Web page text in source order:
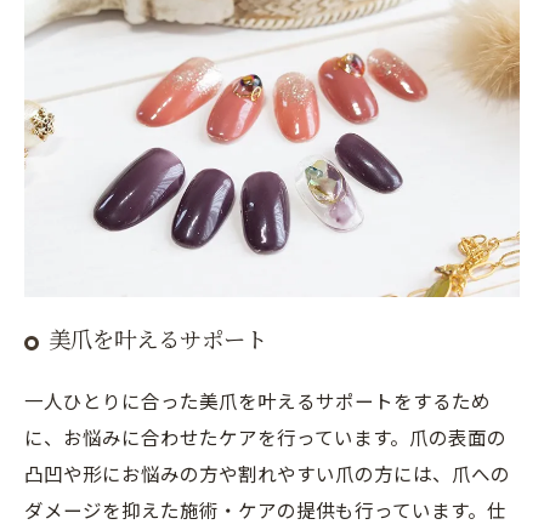
美爪を叶えるサポート
一人ひとりに合った美爪を叶えるサポートをするため
に、お悩みに合わせたケアを行っています。爪の表面の
凸凹や形にお悩みの方や割れやすい爪の方には、爪への
ダメージを抑えた施術・ケアの提供も行っています。仕